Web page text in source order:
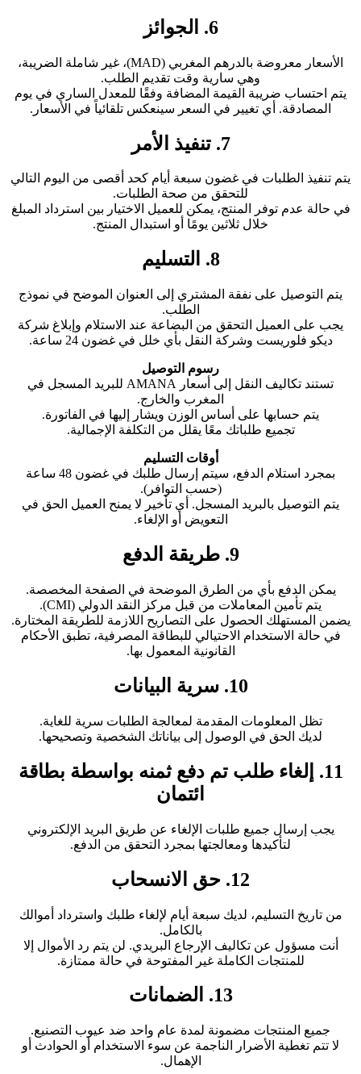
6. الجوائز
الأسعار معروضة بالدرهم المغربي (MAD)، غير شاملة الضريبة،
وهي سارية وقت تقديم الطلب.
يتم احتساب ضريبة القيمة المضافة وفقًا للمعدل الساري في يوم
المصادقة. أي تغيير في السعر سينعكس تلقائياً في الأسعار.
7. تنفيذ الأمر
يتم تنفيذ الطلبات في غضون سبعة أيام كحد أقصى من اليوم التالي
للتحقق من صحة الطلبات.
في حالة عدم توفر المنتج، يمكن للعميل الاختيار بين استرداد المبلغ
خلال ثلاثين يومًا أو استبدال المنتج.
8. التسليم
يتم التوصيل على نفقة المشتري إلى العنوان الموضح في نموذج
الطلب.
يجب على العميل التحقق من البضاعة عند الاستلام وإبلاغ شركة
ديكو فلوريست وشركة النقل بأي خلل في غضون 24 ساعة.
رسوم التوصيل
تستند تكاليف النقل إلى أسعار AMANA للبريد المسجل في
المغرب والخارج.
يتم حسابها على أساس الوزن ويشار إليها في الفاتورة.
تجميع طلباتك معًا يقلل من التكلفة الإجمالية.
أوقات التسليم
بمجرد استلام الدفع، سيتم إرسال طلبك في غضون 48 ساعة
(حسب التوافر).
يتم التوصيل بالبريد المسجل. أي تأخير لا يمنح العميل الحق في
التعويض أو الإلغاء.
9. طريقة الدفع
يمكن الدفع بأي من الطرق الموضحة في الصفحة المخصصة.
يتم تأمين المعاملات من قبل مركز النقد الدولي (CMI).
يضمن المستهلك الحصول على التصاريح اللازمة للطريقة المختارة.
في حالة الاستخدام الاحتيالي للبطاقة المصرفية، تطبق الأحكام
القانونية المعمول بها.
10. سرية البيانات
تظل المعلومات المقدمة لمعالجة الطلبات سرية للغاية.
لديك الحق في الوصول إلى بياناتك الشخصية وتصحيحها.
11. إلغاء طلب تم دفع ثمنه بواسطة بطاقة
ائتمان
يجب إرسال جميع طلبات الإلغاء عن طريق البريد الإلكتروني
لتأكيدها ومعالجتها بمجرد التحقق من الدفع.
12. حق الانسحاب
من تاريخ التسليم، لديك سبعة أيام لإلغاء طلبك واسترداد أموالك
بالكامل.
أنت مسؤول عن تكاليف الإرجاع البريدي. لن يتم رد الأموال إلا
للمنتجات الكاملة غير المفتوحة في حالة ممتازة.
13. الضمانات
جميع المنتجات مضمونة لمدة عام واحد ضد عيوب التصنيع.
لا تتم تغطية الأضرار الناجمة عن سوء الاستخدام أو الحوادث أو
الإهمال.